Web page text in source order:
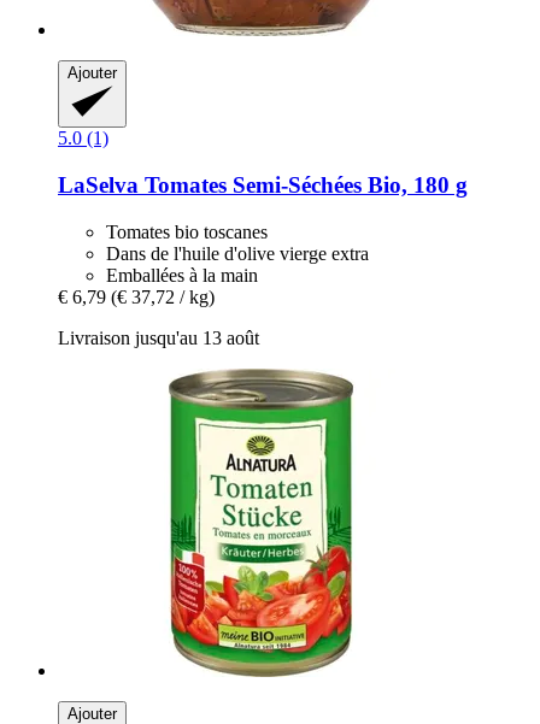
Ajouter
5.0 (1)
LaSelva Tomates Semi-​Séchées Bio, 180 g
Tomates bio toscanes
Dans de l'huile d'olive vierge extra
Emballées à la main
€ 6,79 (€ 37,72 / kg)
Livraison jusqu'au 13 août
Ajouter